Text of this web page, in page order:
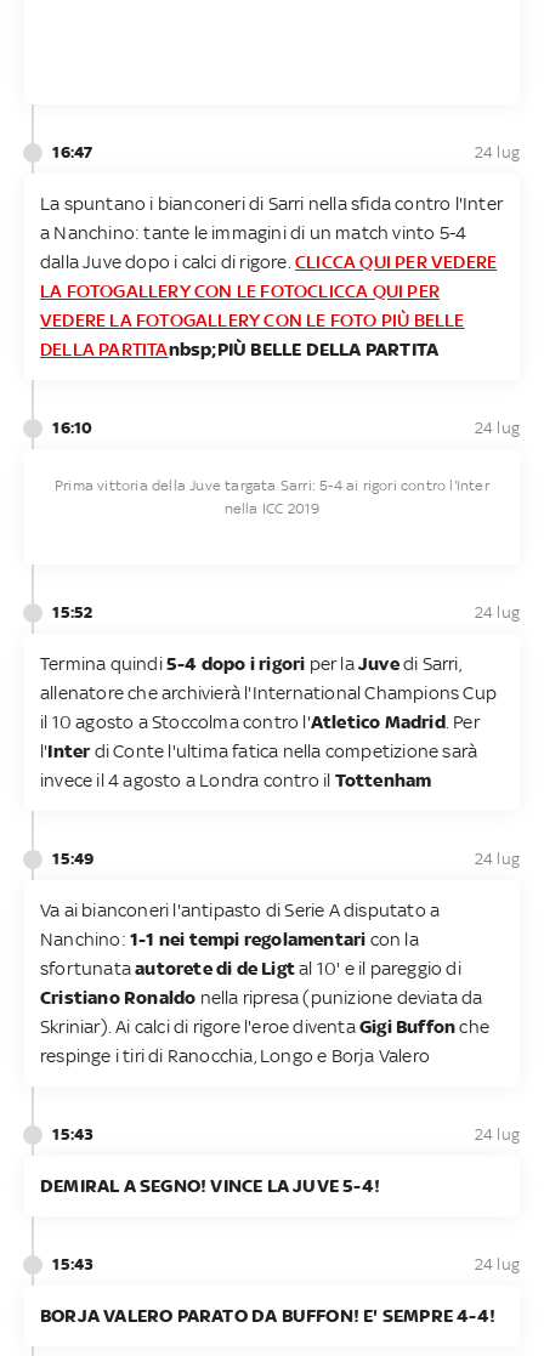
16:47 24 lug
La spuntano i bianconeri di Sarri nella sfida contro l'Inter
a Nanchino: tante le immagini di un match vinto 5-4
dalla Juve dopo i calci di rigore. CLICCA QUI PER VEDERE
LA FOTOGALLERY CON LE FOTOCLICCA QUI PER
VEDERE LA FOTOGALLERY CON LE FOTO PIÙ BELLE
DELLA PARTITAnbsp;PIÙ BELLE DELLA PARTITA
16:10 24 lug
Prima vittoria della Juve targata Sarri: 5-4 ai rigori contro l'Inter
nella ICC 2019
15:52 24 lug
Termina quindi5-4 dopo i rigori per laJuvedi Sarri,
allenatore che archivierà l'International Champions Cup
il 10 agosto a Stoccolma contro l'Atletico Madrid. Per
l'Interdi Conte l'ultima fatica nella competizione sarà
invece il 4 agosto a Londra contro il Tottenham
15:49 24 lug
Va ai bianconeri l'antipasto di Serie A disputato a
Nanchino: 1-1 nei tempi regolamentari con la
sfortunataautorete di de Ligtal 10' e il pareggio di
Cristiano Ronaldo nella ripresa (punizione deviata da
Skriniar). Ai calci di rigore l'eroe diventaGigi Buffonche
respinge i tiri di Ranocchia, Longo e Borja Valero
15:43 24 lug
DEMIRAL A SEGNO! VINCE LA JUVE 5-4!
15:43 24 lug
BORJA VALERO PARATO DA BUFFON! E' SEMPRE 4-4!